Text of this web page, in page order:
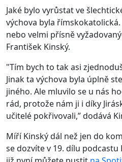
Jaké bylo vyrůstat ve
výchova byla
nebo velmi přísně
František Kinský.
"Tím bych to tak asi
Jinak ta výchova byla úplně
jiného. Ale mluvilo se u nás
rád, protože nám ji i díky
učitelé pokřivovali,” dodává
Míří Kinský dál než jen do
se dozvíte v 19. dílu